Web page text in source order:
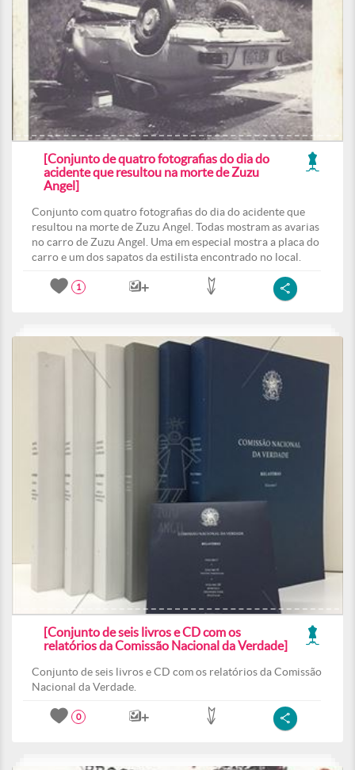
[Conjunto de quatro fotografias do dia do
acidente que resultou na morte de Zuzu
Angel]
Conjunto com quatro fotografias do dia do acidente que
resultou na morte de Zuzu Angel. Todas mostram as avarias
no carro de Zuzu Angel. Uma em especial mostra a placa do
carro e um dos sapatos da estilista encontrado no local.
1
[Conjunto de seis livros e CD com os
relatórios da Comissão Nacional da Verdade]
Conjunto de seis livros e CD com os relatórios da Comissão
Nacional da Verdade.
0